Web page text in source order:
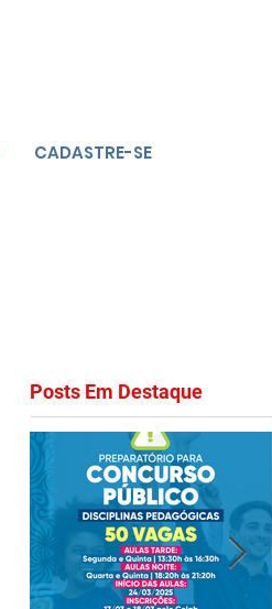
CADASTRE-SE
Posts Em Destaque